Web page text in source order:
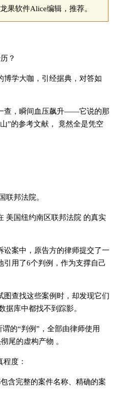
果软件Alice编辑，推荐。
？
博学大咖，引经据典，对答如
查，瞬间血压飙升——它说的那
”的参考文献， 竟然全是凭空
联邦法院。
美国纽约南区联邦法院 的真实
讼案中，原告方的律师提交了一
用了6个判例，作为支撑自己
图查找这些案例时，却发现它们
库中都找不到踪影。
的“判例”，全部由律师使用
尾的虚构产物 。
度：
含完整的案件名称、精确的案